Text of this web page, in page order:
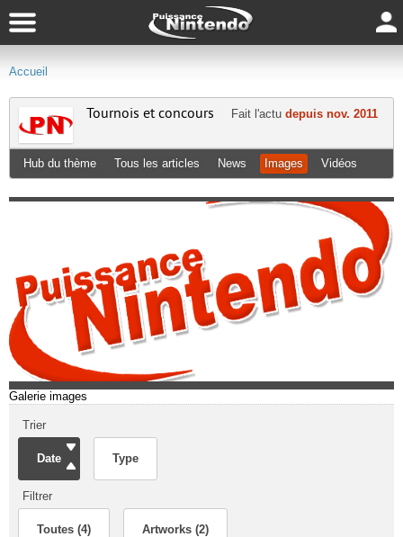
Accueil
Tournois et concours Fait l'actu depuis nov. 2011
Hub du thème Tous les articles News Images Vidéos
Galerie images
Trier
Date Type
Filtrer
Toutes (4) Artworks (2)